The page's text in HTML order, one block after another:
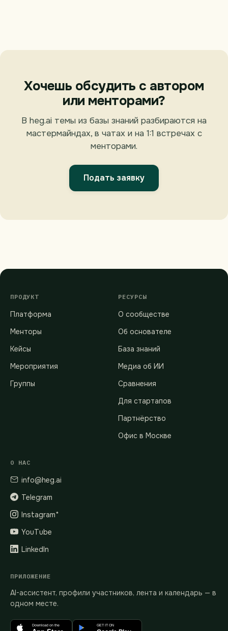
Хочешь обсудить с автором
или менторами?
В heg.ai темы из базы знаний разбираются на
мастермайндах, в чатах и на 1:1 встречах с
менторами.
Подать заявку
ПРОДУКТ
Платформа
Менторы
Кейсы
Мероприятия
Группы
РЕСУРСЫ
О сообществе
Об основателе
База знаний
Медиа об ИИ
Сравнения
Для стартапов
Партнёрство
Офис в Москве
О НАС
info@heg.ai
Telegram
Instagram*
YouTube
LinkedIn
ПРИЛОЖЕНИЕ
AI-ассистент, профили участников, лента и календарь — в
одном месте.
Download on the GET IT ON